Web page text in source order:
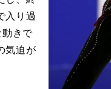
入り過
動きで
気迫が